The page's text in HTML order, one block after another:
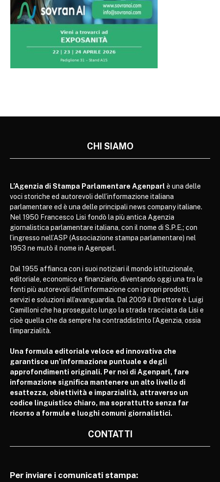
CHI SIAMO
L’Agenzia di Stampa Parlamentare Agenparl è una delle
voci storiche ed autorevoli dell’informazione italiana
parlamentare ed è una delle principali news company italiane.
Nel 1950 Francesco Lisi fondò la più antica Agenzia
giornalistica parlamentare italiana, con il nome di S.P.E.; con
l’ingresso nell’ASP (Associazione stampa parlamentare) nel
1953 ne mutò il nome in Agenparl.
Dal 1955 affianca con i suoi notiziari il mondo istituzionale,
editoriale, economico e finanziario, diventando oggi una tra le
fonti più autorevoli dell’informazione con i propri prodotti,
servizi e soluzioni all’avanguardia. Dal 2009 il Direttore è Luigi
Camilloni che ha proseguito lungo la strada tracciata da Lisi e
cioè quella che da sempre ha contraddistinto l’Agenzia, ossia
l’imparzialità.
Una formula editoriale veloce ed innovativa che
garantisce un’informazione puntuale e degli
approfondimenti originali. Per noi di Agenparl, fare
informazione significa mantenere un alto livello di
esattezza, obiettività e imparzialità, attraverso un
codice linguistico chiaro, ma soprattutto senza far
ricorso a formule e luoghi comuni giornalistici.
CONTATTI
Per inviare i comunicati stampa: